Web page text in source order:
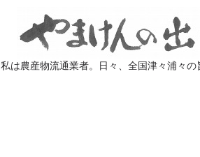
私は農産物流通業者。日々、全国津々浦々